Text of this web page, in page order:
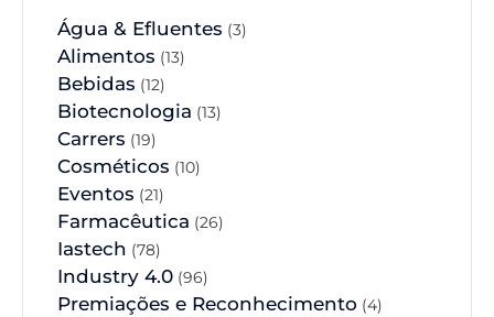
Água & Efluentes (3)
Alimentos (13)
Bebidas (12)
Biotecnologia (13)
Carrers (19)
Cosméticos (10)
Eventos (21)
Farmacêutica (26)
Iastech (78)
Industry 4.0 (96)
Premiações e Reconhecimento (4)